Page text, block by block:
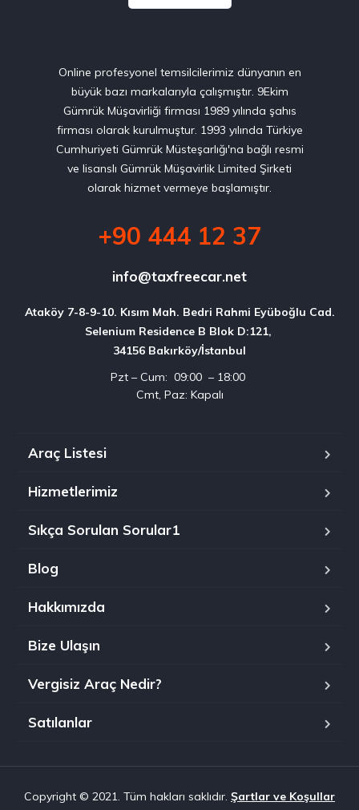
English
Online profesyonel temsilcilerimiz dünyanın en
büyük bazı markalarıyla çalışmıştır. 9Ekim
Gümrük Müşavirliği firması 1989 yılında şahıs
firması olarak kurulmuştur. 1993 yılında Türkiye
Cumhuriyeti Gümrük Müsteşarlığı'na bağlı resmi
ve lisanslı Gümrük Müşavirlik Limited Şirketi
olarak hizmet vermeye başlamıştır.
+90 444 12 37
info@taxfreecar.net
Ataköy 7-8-9-10. Kısım Mah. Bedri Rahmi Eyüboğlu Cad.
Selenium Residence B Blok D:121,
34156 Bakırköy/İstanbul
Pzt – Cum: 09:00 – 18:00
Cmt, Paz: Kapalı
Araç Listesi
Hizmetlerimiz
Sıkça Sorulan Sorular1
Blog
Hakkımızda
Bize Ulaşın
Vergisiz Araç Nedir?
Satılanlar
Copyright © 2021. Tüm hakları saklıdır. Şartlar ve Koşullar